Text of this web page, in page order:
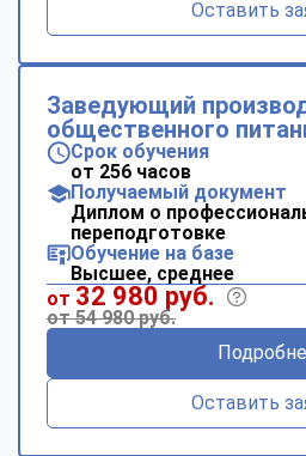
Оставить
Заведующий
общественного
Срок обучения
от 256 часов
Получаемый документ
Диплом о
переподготовке
Обучение на базе
Высшее, среднее
от 32 980 руб.
от 54 980 руб.
Оставить